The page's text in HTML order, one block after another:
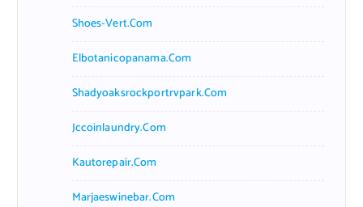
Shoes-Vert.com
Elbotanicopanama.com
Shadyoaksrockportrvpark.com
Jccoinlaundry.com
Kautorepair.com
Marjaeswinebar.com